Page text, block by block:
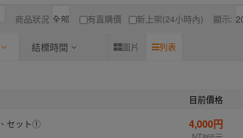
商品狀況 有直購價 新上架(24小時內) 顯示:
結標時間 圖片 列表
目前價格
セット①
4,000円